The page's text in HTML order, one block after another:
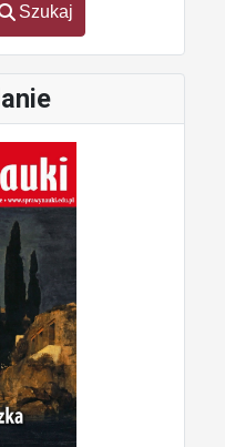
Szukaj